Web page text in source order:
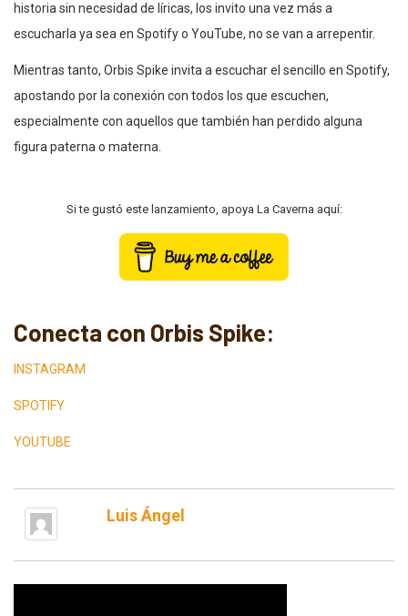
historia sin necesidad de líricas, los invito una vez más a
escucharla ya sea en Spotify o YouTube, no se van a arrepentir.
Mientras tanto, Orbis Spike invita a escuchar el sencillo en Spotify,
apostando por la conexión con todos los que escuchen,
especialmente con aquellos que también han perdido alguna
figura paterna o materna.
Si te gustó este lanzamiento, apoya La Caverna aquí:
Conecta con Orbis Spike:
INSTAGRAM
SPOTIFY
YOUTUBE
Luis Ángel